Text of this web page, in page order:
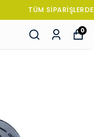
HEDİYE!
0